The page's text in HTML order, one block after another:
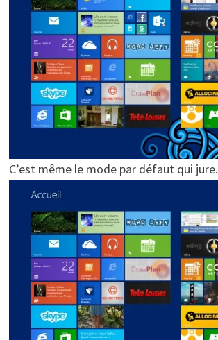
C’est même le mode par défaut qui jure.